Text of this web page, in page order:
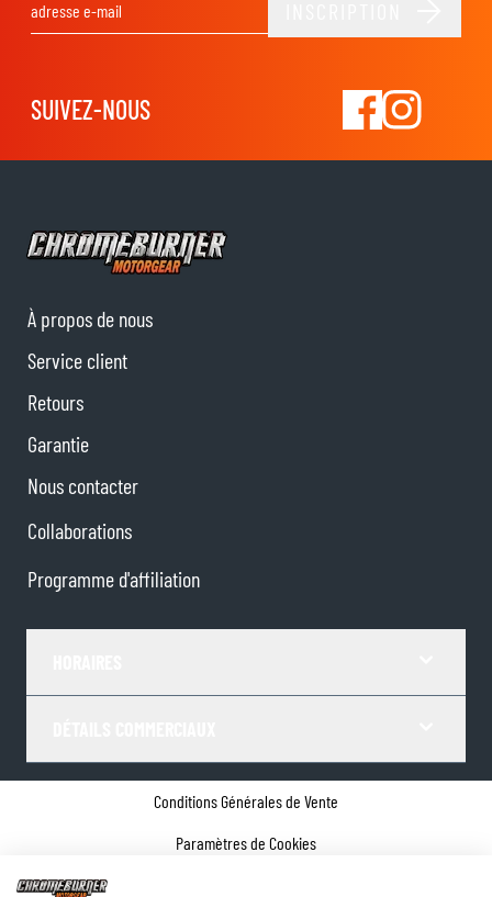
SUIVEZ-NOUS
À propos de nous
Service client
Retours
Garantie
Nous contacter
Collaborations
Programme d'affiliation
Conditions Générales de Vente
Paramètres de Cookies